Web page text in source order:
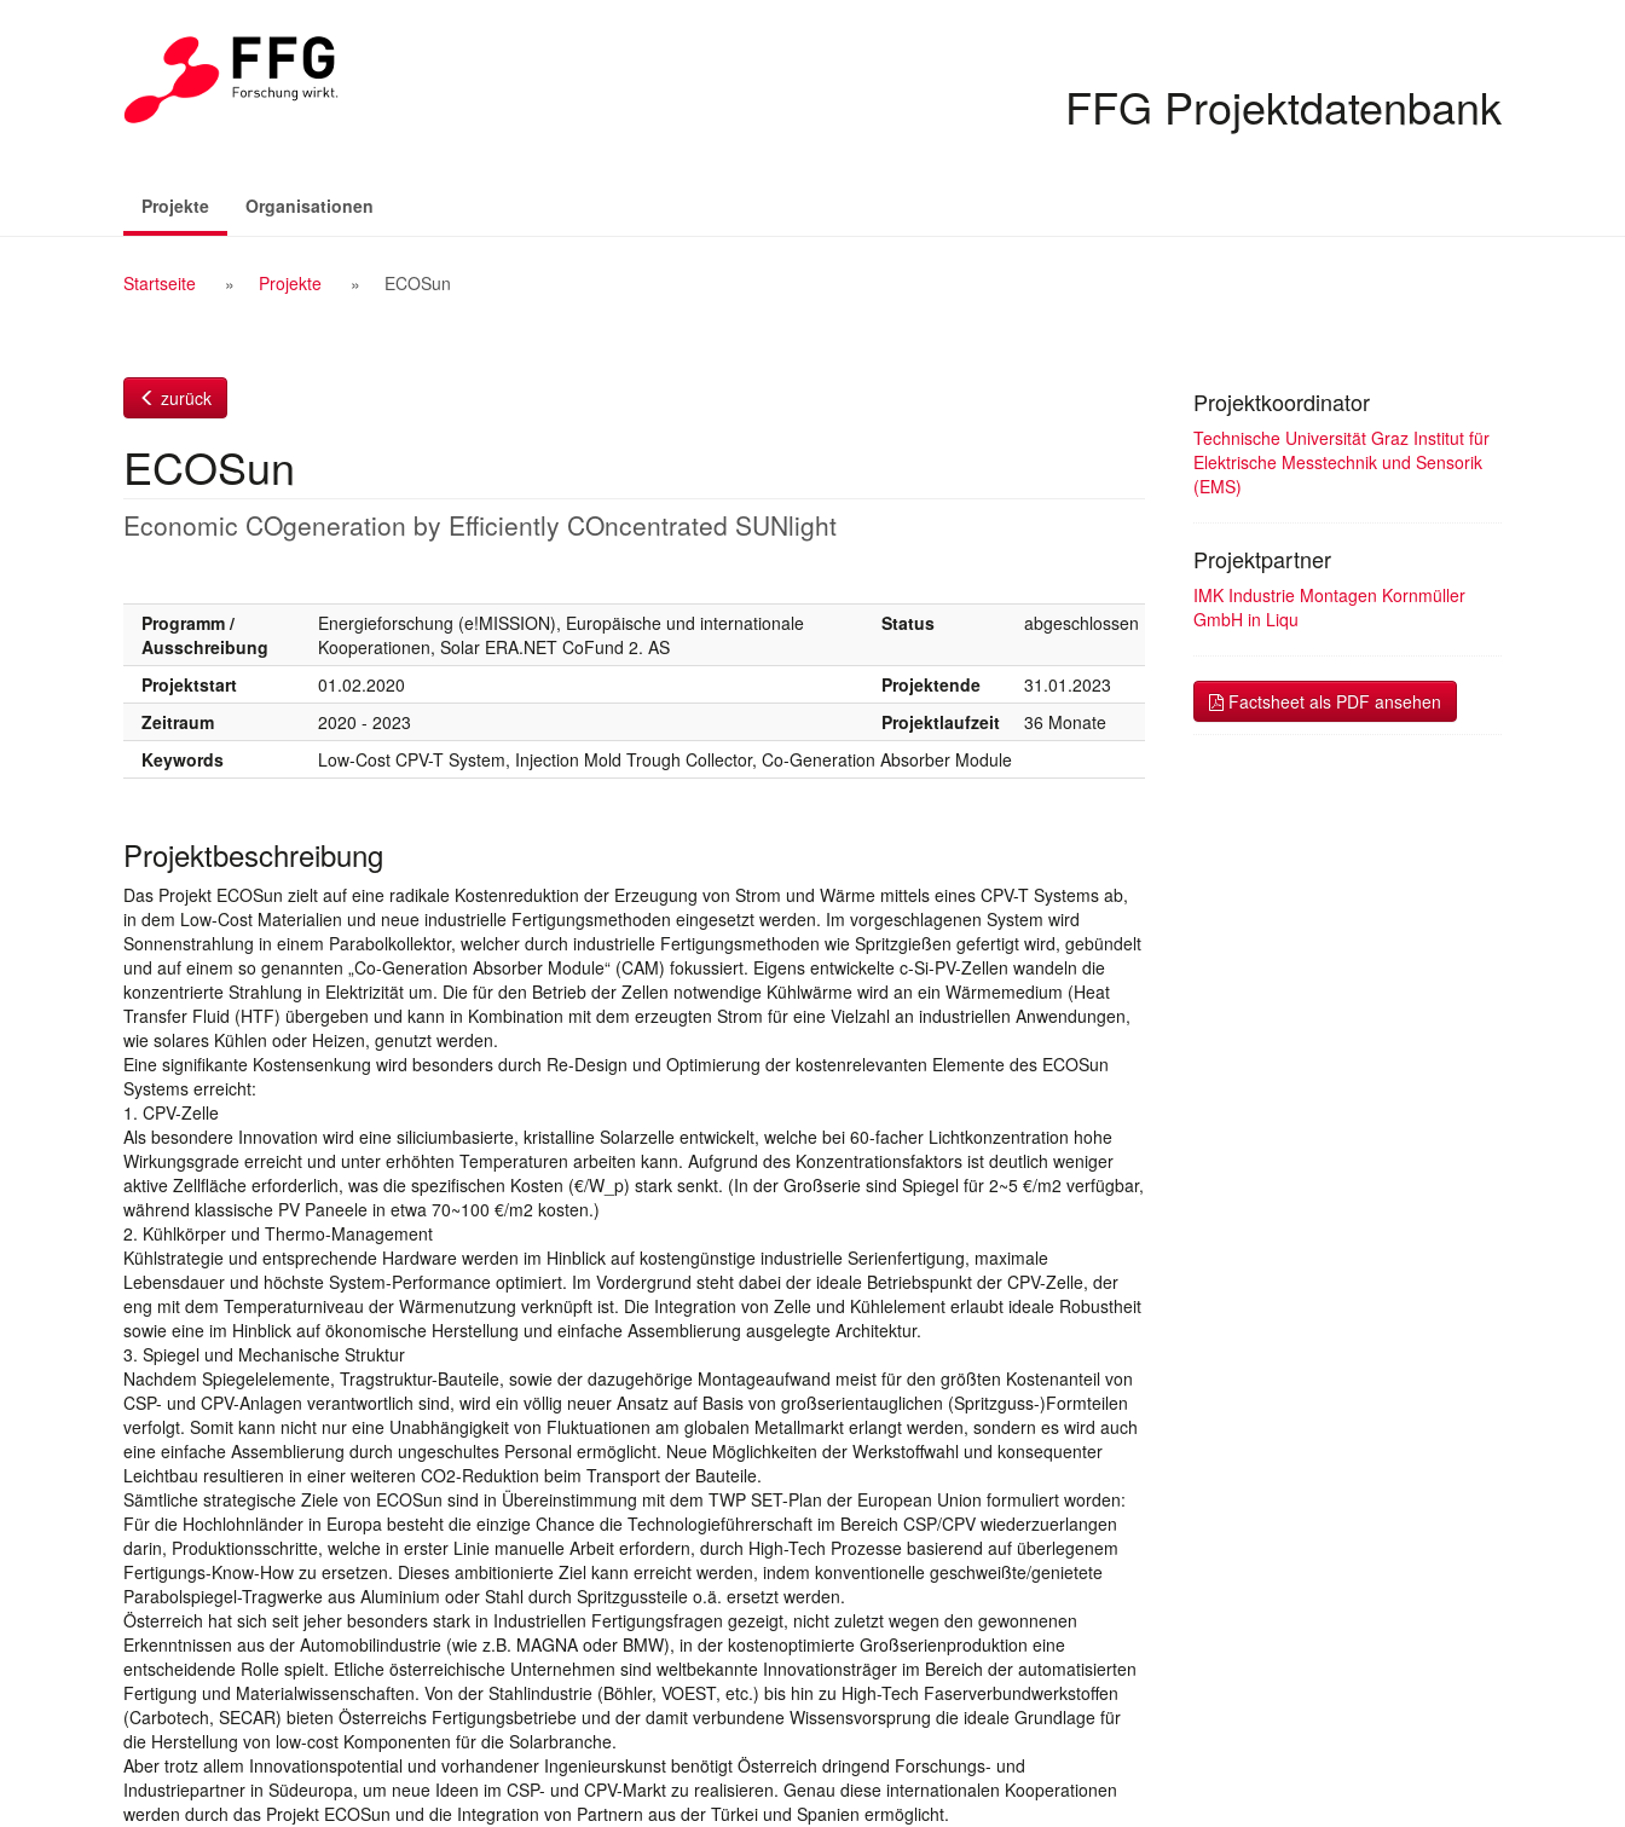
FFG Projektdatenbank
Projekte(aktiv)Organisationen
Breadcrumb
Startseite Projekte ECOSun
zurück
ECOSun
Economic COgeneration by Efficiently COncentrated SUNlight
Programm /
Ausschreibung
Energieforschung (e!MISSION), Europäische und internationale
Kooperationen, Solar ERA.NET CoFund 2. AS
Status abgeschlossen
Projektstart 01.02.2020 Projektende
31.01.2023
Zeitraum
2020 - 2023 Projektlaufzeit
36 Monate
Keywords
Low-Cost CPV-T System, Injection Mold Trough Collector, Co-Generation Absorber Module
Projektbeschreibung
Das Projekt ECOSun zielt auf eine radikale Kostenreduktion der Erzeugung von Strom und Wärme mittels eines CPV-T Systems ab,
in dem Low-Cost Materialien und neue industrielle Fertigungsmethoden eingesetzt werden. Im vorgeschlagenen System wird
Sonnenstrahlung in einem Parabolkollektor, welcher durch industrielle Fertigungsmethoden wie Spritzgießen gefertigt wird, gebündelt
und auf einem so genannten „Co-Generation Absorber Module“ (CAM) fokussiert. Eigens entwickelte c-Si-PV-Zellen wandeln die
konzentrierte Strahlung in Elektrizität um. Die für den Betrieb der Zellen notwendige Kühlwärme wird an ein Wärmemedium (Heat
Transfer Fluid (HTF) übergeben und kann in Kombination mit dem erzeugten Strom für eine Vielzahl an industriellen Anwendungen,
wie solares Kühlen oder Heizen, genutzt werden.
Eine signifikante Kostensenkung wird besonders durch Re-Design und Optimierung der kostenrelevanten Elemente des ECOSun
Systems erreicht:
1. CPV-Zelle
Als besondere Innovation wird eine siliciumbasierte, kristalline Solarzelle entwickelt, welche bei 60-facher Lichtkonzentration hohe
Wirkungsgrade erreicht und unter erhöhten Temperaturen arbeiten kann. Aufgrund des Konzentrationsfaktors ist deutlich weniger
aktive Zellfläche erforderlich, was die spezifischen Kosten (€/W_p) stark senkt. (In der Großserie sind Spiegel für 2~5 €/m2 verfügbar,
während klassische PV Paneele in etwa 70~100 €/m2 kosten.)
2. Kühlkörper und Thermo-Management
Kühlstrategie und entsprechende Hardware werden im Hinblick auf kostengünstige industrielle Serienfertigung, maximale
Lebensdauer und höchste System-Performance optimiert. Im Vordergrund steht dabei der ideale Betriebspunkt der CPV-Zelle, der
eng mit dem Temperaturniveau der Wärmenutzung verknüpft ist. Die Integration von Zelle und Kühlelement erlaubt ideale Robustheit
sowie eine im Hinblick auf ökonomische Herstellung und einfache Assemblierung ausgelegte Architektur.
3. Spiegel und Mechanische Struktur
Nachdem Spiegelelemente, Tragstruktur-Bauteile, sowie der dazugehörige Montageaufwand meist für den größten Kostenanteil von
CSP- und CPV-Anlagen verantwortlich sind, wird ein völlig neuer Ansatz auf Basis von großserientauglichen (Spritzguss-)Formteilen
verfolgt. Somit kann nicht nur eine Unabhängigkeit von Fluktuationen am globalen Metallmarkt erlangt werden, sondern es wird auch
eine einfache Assemblierung durch ungeschultes Personal ermöglicht. Neue Möglichkeiten der Werkstoffwahl und konsequenter
Leichtbau resultieren in einer weiteren CO2-Reduktion beim Transport der Bauteile.
Sämtliche strategische Ziele von ECOSun sind in Übereinstimmung mit dem TWP SET-Plan der European Union formuliert worden:
Für die Hochlohnländer in Europa besteht die einzige Chance die Technologieführerschaft im Bereich CSP/CPV wiederzuerlangen
darin, Produktionsschritte, welche in erster Linie manuelle Arbeit erfordern, durch High-Tech Prozesse basierend auf überlegenem
Fertigungs-Know-How zu ersetzen. Dieses ambitionierte Ziel kann erreicht werden, indem konventionelle geschweißte/genietete
Parabolspiegel-Tragwerke aus Aluminium oder Stahl durch Spritzgussteile o.ä. ersetzt werden.
Österreich hat sich seit jeher besonders stark in Industriellen Fertigungsfragen gezeigt, nicht zuletzt wegen den gewonnenen
Erkenntnissen aus der Automobilindustrie (wie z.B. MAGNA oder BMW), in der kostenoptimierte Großserienproduktion eine
entscheidende Rolle spielt. Etliche österreichische Unternehmen sind weltbekannte Innovationsträger im Bereich der automatisierten
Fertigung und Materialwissenschaften. Von der Stahlindustrie (Böhler, VOEST, etc.) bis hin zu High-Tech Faserverbundwerkstoffen
(Carbotech, SECAR) bieten Österreichs Fertigungsbetriebe und der damit verbundene Wissensvorsprung die ideale Grundlage für
die Herstellung von low-cost Komponenten für die Solarbranche.
Aber trotz allem Innovationspotential und vorhandener Ingenieurskunst benötigt Österreich dringend Forschungs- und
Industriepartner in Südeuropa, um neue Ideen im CSP- und CPV-Markt zu realisieren. Genau diese internationalen Kooperationen
werden durch das Projekt ECOSun und die Integration von Partnern aus der Türkei und Spanien ermöglicht.
Projektkoordinator
Technische Universität Graz Institut für
Elektrische Messtechnik und Sensorik
(EMS)
Projektpartner
IMK Industrie Montagen Kornmüller
GmbH in Liqu
Factsheet als PDF ansehen